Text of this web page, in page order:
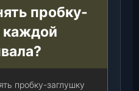
пробку-
каждой
пробку-заглушку